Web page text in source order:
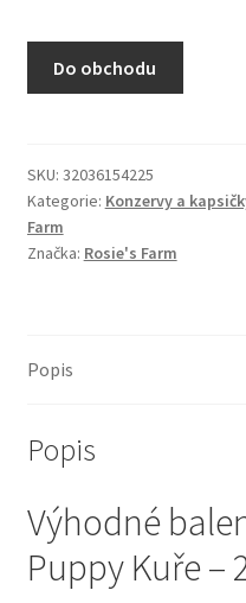
Purizon pro kočky
Vše pro psy — Krmivo,
Boudy a výběhy
Bozita pro psy —
Do obchodu
SKU: 32036154225
Kategorie: Konzervy a
Farm
Značka: Rosie's Farm
Popis
Popis
Výhodné
Puppy Kuře –